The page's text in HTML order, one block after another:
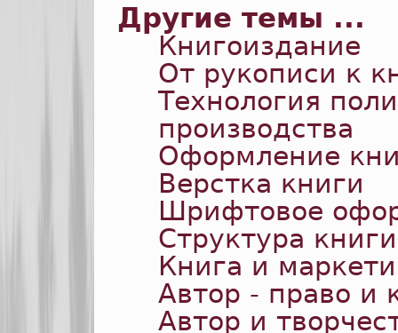
Другие темы ...
Книгоиздание
От рукописи к
Технология
производства
Оформление
Верстка книги
Шрифтовое
Структура
Книга и
Автор - право и
Автор и